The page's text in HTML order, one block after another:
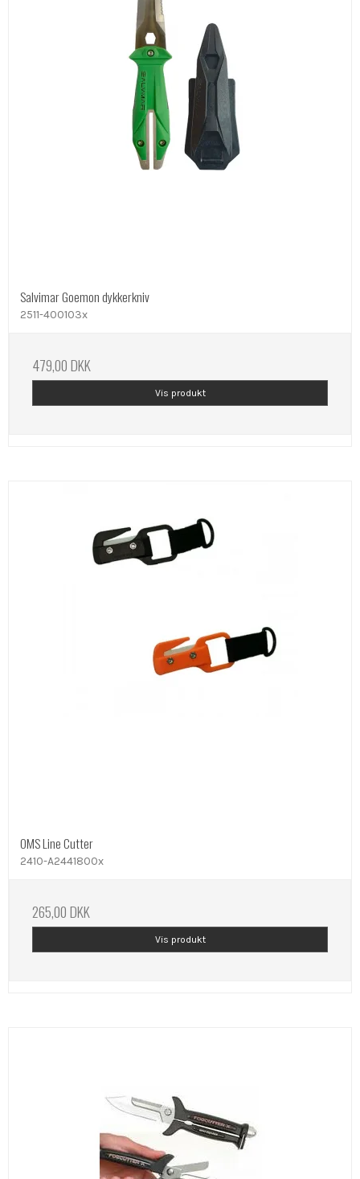
Salvimar Goemon dykkerkniv
2511-400103x
479,00 DKK
Vis produkt
OMS Line Cutter
2410-A2441800x
265,00 DKK
Vis produkt